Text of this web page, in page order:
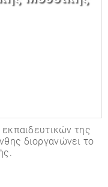
εκπαιδευτικών της
διοργανώνει το